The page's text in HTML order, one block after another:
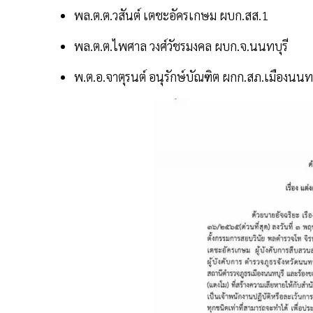
พล.ต.ต.วสันต์ เตชะอัครเกษม ผบก.สส.1
พล.ต.ต.ไพศาล วงศ์วัชรมงคล ผบก.จ.นนทบุรี
พ.ต.อ.จาตุรนต์ อนุรักษ์บัณฑิต ผกก.สภ.เมืองนน